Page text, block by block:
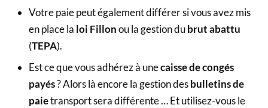
Votre paie peut également différer si vous avez mis
en place la loi Fillonou la gestion dubrut abattu
(TEPA).
Est ce que vous adhérez à unecaisse de congés
payés? Alors là encore la gestion desbulletins de
paietransport sera différente … Et utilisez-vous le